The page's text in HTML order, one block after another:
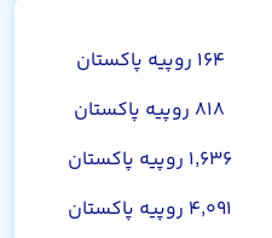
۱۶۴ روپیه پاکستان
۸۱۸ روپیه پاکستان
۱,۶۳۶ روپیه پاکستان
۴,۰۹۱ روپیه پاکستان